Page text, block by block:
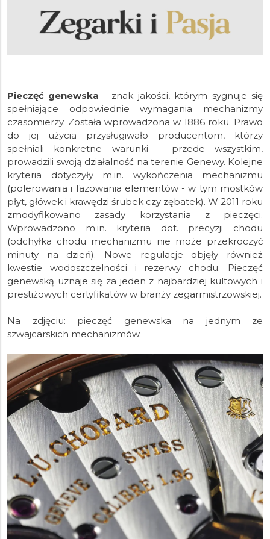
Pieczęć genewska - znak jakości, którym sygnuje się
spełniające odpowiednie wymagania mechanizmy
czasomierzy. Została wprowadzona w 1886 roku. Prawo
do jej użycia przysługiwało producentom, którzy
spełniali konkretne warunki - przede wszystkim,
prowadzili swoją działalność na terenie Genewy. Kolejne
kryteria dotyczyły m.in. wykończenia mechanizmu
(polerowania i fazowania elementów - w tym mostków
płyt, główek i krawędzi śrubek czy zębatek). W 2011 roku
zmodyfikowano zasady korzystania z pieczęci.
Wprowadzono m.in. kryteria dot. precyzji chodu
(odchyłka chodu mechanizmu nie może przekroczyć
minuty na dzień). Nowe regulacje objęły również
kwestie wodoszczelności i rezerwy chodu. Pieczęć
genewską uznaje się za jeden z najbardziej kultowych i
prestiżowych certyfikatów w branży zegarmistrzowskiej.
Na zdjęciu: pieczęć genewska na jednym ze
szwajcarskich mechanizmów.